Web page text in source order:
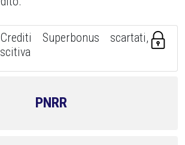
Superbonus scartati,
PNRR